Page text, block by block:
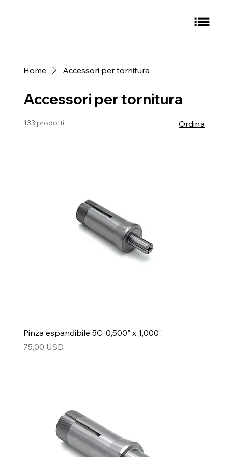
Home Accessori per tornitura
Accessori per tornitura
133 prodotti Ordina
Pinza espandibile 5C: 0,500" x 1,000"
Prezzo
75,00 USD